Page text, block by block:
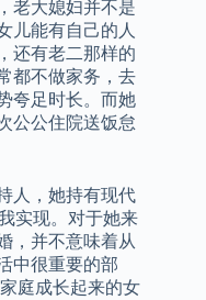
老大媳妇并不是
儿能有自己的人
还有老二那样的
都不做家务，去
夸足时长。而她
公公住院送饭怠
人，她持有现代
实现。对于她来
，并不意味着从
中很重要的部
庭成长起来的女